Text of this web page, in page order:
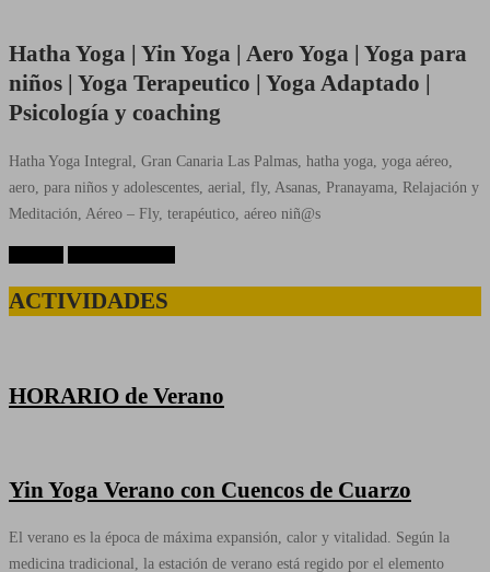
Hatha Yoga | Yin Yoga | Aero Yoga | Yoga para
niños | Yoga Terapeutico | Yoga Adaptado |
Psicología y coaching
Hatha Yoga Integral, Gran Canaria Las Palmas, hatha yoga, yoga aéreo,
aero, para niños y adolescentes, aerial, fly, Asanas, Pranayama, Relajación y
Meditación, Aéreo – Fly, terapéutico, aéreo niñ@s
ACTIVIDADES
HORARIO de Verano
Yin Yoga Verano con Cuencos de Cuarzo
El verano es la época de máxima expansión, calor y vitalidad. Según la
medicina tradicional, la estación de verano está regido por el elemento